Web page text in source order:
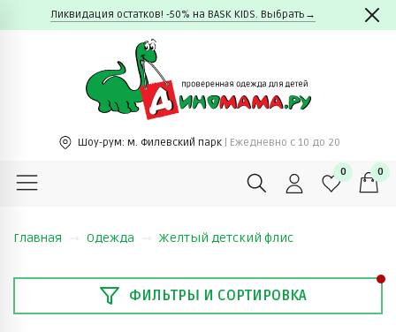
Ликвидация остатков! -50% на BASK KIDS. Выбрать→
Шоу-рум: м. Филевский парк | Ежедневно c 10 до 20
0 0
Главная Одежда Желтый детский флис
ФИЛЬТРЫ И СОРТИРОВКА